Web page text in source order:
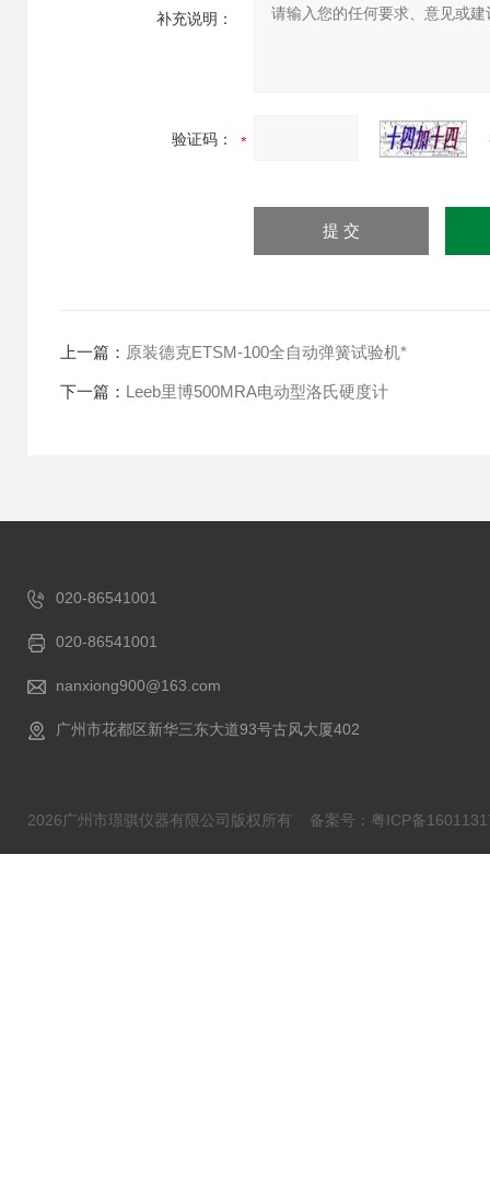
补充说明：
验证码：
上一篇： 原装德克ETSM-100全自动弹簧试验机*
下一篇： Leeb里博500MRA电动型洛氏硬度计
020-86541001
020-86541001
nanxiong900@163.com
广州市花都区新华三东大道93号古风大厦402
2026广州市璟骐仪器有限公司版权所有 备案号：粤ICP备